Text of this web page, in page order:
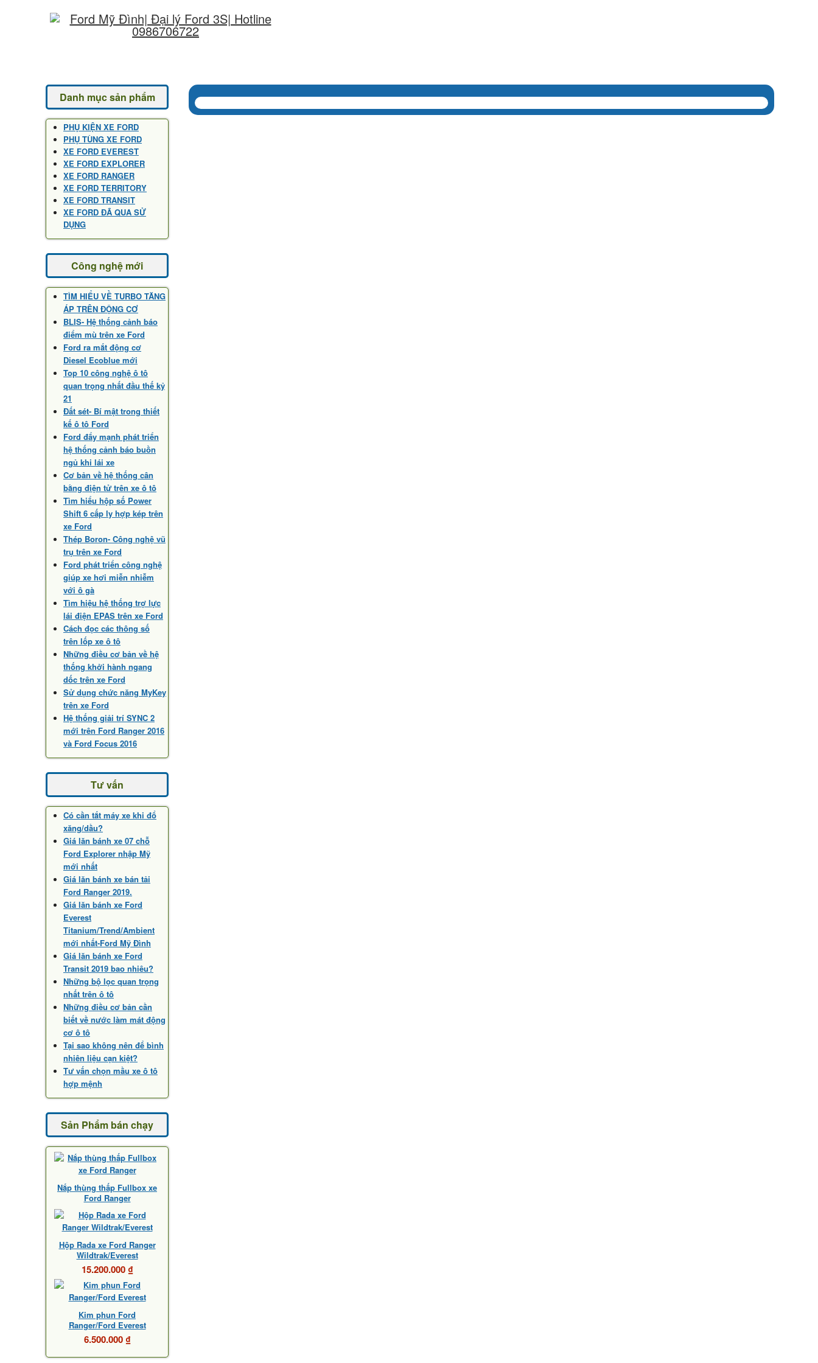
Danh mục sản phẩm
PHỤ KIỆN XE FORD
PHỤ TÙNG XE FORD
XE FORD EVEREST
XE FORD EXPLORER
XE FORD RANGER
XE FORD TERRITORY
XE FORD TRANSIT
XE FORD ĐÃ QUA SỬ
DỤNG
Công nghệ mới
TÌM HIỂU VỀ TURBO TĂNG
ÁP TRÊN ĐỘNG CƠ
BLIS- Hệ thống cảnh báo
điểm mù trên xe Ford
Ford ra mắt động cơ
Diesel Ecoblue mới
Top 10 công nghệ ô tô
quan trọng nhất đầu thế kỷ
21
Đất sét- Bí mật trong thiết
kế ô tô Ford
Ford đẩy mạnh phát triển
hệ thống cảnh báo buồn
ngủ khi lái xe
Cơ bản về hệ thống cân
bằng điện tử trên xe ô tô
Tìm hiểu hộp số Power
Shift 6 cấp ly hợp kép trên
xe Ford
Thép Boron- Công nghệ vũ
trụ trên xe Ford
Ford phát triển công nghệ
giúp xe hơi miễn nhiễm
với ô gà
Tìm hiệu hệ thống trợ lực
lái điện EPAS trên xe Ford
Cách đọc các thông số
trên lốp xe ô tô
Những điều cơ bản về hệ
thống khởi hành ngang
dốc trên xe Ford
Sử dụng chức năng MyKey
trên xe Ford
Hệ thống giải trí SYNC 2
mới trên Ford Ranger 2016
và Ford Focus 2016
Tư vấn
Có cần tắt máy xe khi đổ
xăng/dầu?
Giá lăn bánh xe 07 chỗ
Ford Explorer nhập Mỹ
mới nhất
Giá lăn bánh xe bán tải
Ford Ranger 2019.
Giá lăn bánh xe Ford
Everest
Titanium/Trend/Ambient
mới nhất-Ford Mỹ Đình
Giá lăn bánh xe Ford
Transit 2019 bao nhiêu?
Những bộ lọc quan trọng
nhất trên ô tô
Những điều cơ bản cần
biết về nước làm mát động
cơ ô tô
Tại sao không nên để bình
nhiên liệu cạn kiệt?
Tư vấn chọn mầu xe ô tô
hợp mệnh
Sản Phẩm bán chạy
Nắp thùng thấp Fullbox xe
Ford Ranger
Hộp Rada xe Ford Ranger
Wildtrak/Everest
15.200.000 ₫
Kim phun Ford
Ranger/Ford Everest
6.500.000 ₫